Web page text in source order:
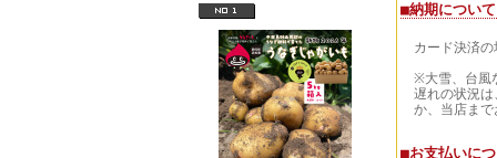
■納期について
カード決済
※大雪、台風
遅れの状況
か、当店ま
■お支払いに